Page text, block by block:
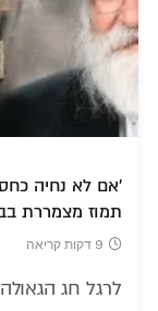
'אם לא נחיה
תמוז מצמררת
9 דקות קריאה
לרגל חג